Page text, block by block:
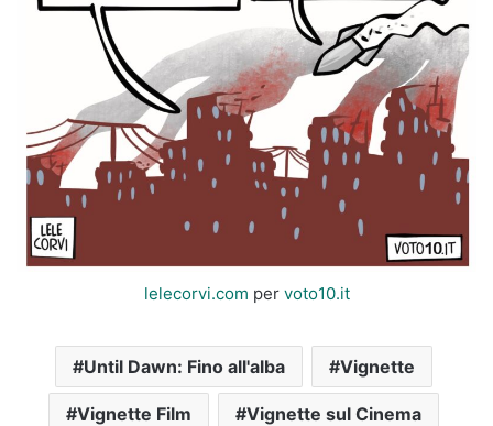
lelecorvi.com per voto10.it
Until Dawn: Fino all'alba Vignette
Vignette Film Vignette sul Cinema